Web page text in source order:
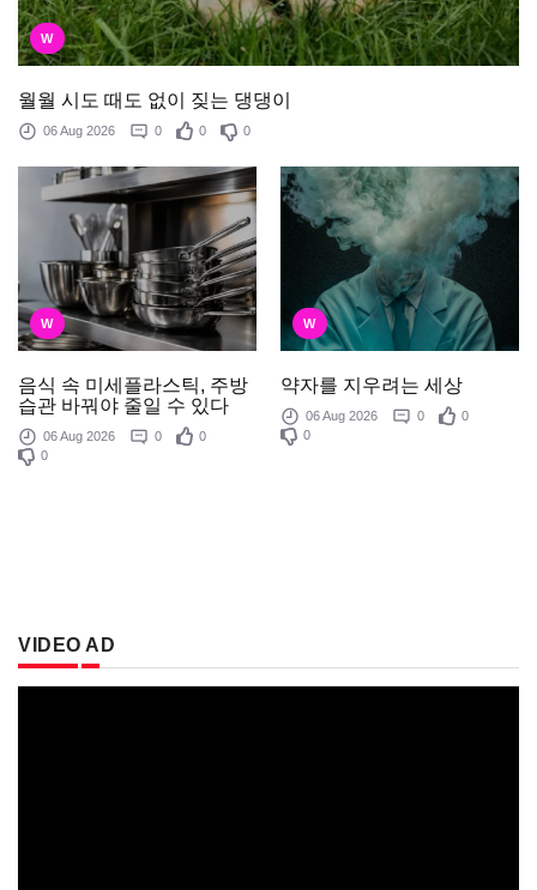
W
월월 시도 때도 없이 짖는 댕댕이
06 Aug 2026 0 0 0
W
음식 속 미세플라스틱, 주방
습관 바꿔야 줄일 수 있다
06 Aug 2026 0
0
0
W
약자를 지우려는 세상
06 Aug 2026 0
0
0
VIDEO AD